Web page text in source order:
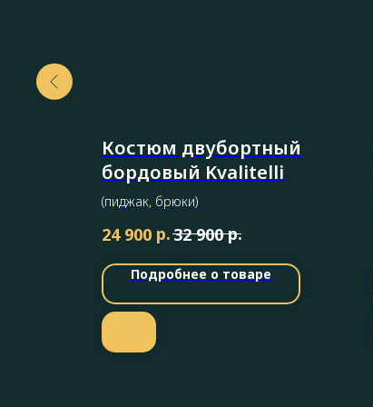
Костюм двубортный
бордовый Kvalitelli
(пиджак, брюки)
24 900 р.32 900 р.
Подробнее о товаре